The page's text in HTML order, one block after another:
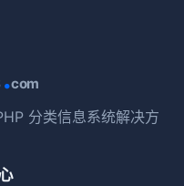
.com
分类信息系统解决方